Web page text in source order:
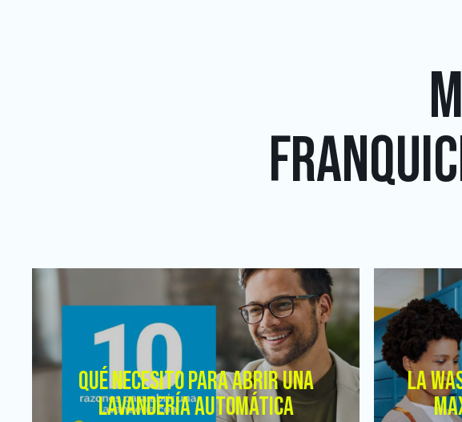
QUÉ NECESITO PARA ABRIR UNA
LAVANDERÍA AUTOMÁTICA
LA